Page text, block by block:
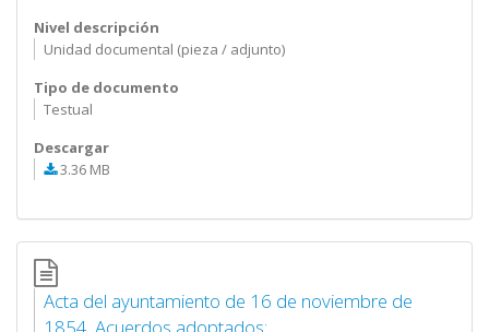
Nivel descripción
Unidad documental (pieza / adjunto)
Tipo de documento
Testual
Descargar
3.36 MB
Acta del ayuntamiento de 16 de noviembre de